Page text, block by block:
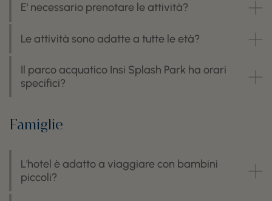
E' necessario prenotare le attività?
Le attività sono adatte a tutte le età?
Il parco acquatico Insi Splash Park ha orari
specifici?
Famiglie
L'hotel è adatto a viaggiare con bambini
piccoli?